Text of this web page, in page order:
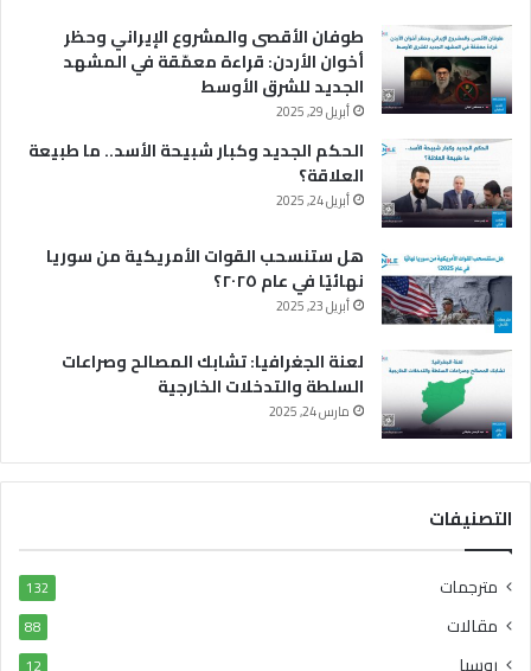
طوفان الأقصى والمشروع الإيراني وحظر
أخوان الأردن: قراءة معمّقة في المشهد
الجديد للشرق الأوسط
أبريل 29, 2025
الحكم الجديد وكبار شبيحة الأسد.. ما طبيعة
العلاقة؟
أبريل 24, 2025
هل ستنسحب القوات الأمريكية من سوريا
نهائيًا في عام ٢٠٢٥؟
أبريل 23, 2025
لعنة الجغرافيا: تشابك المصالح وصراعات
السلطة والتدخلات الخارجية
مارس 24, 2025
التصنيفات
مترجمات 132
مقالات 88
روسيا 12